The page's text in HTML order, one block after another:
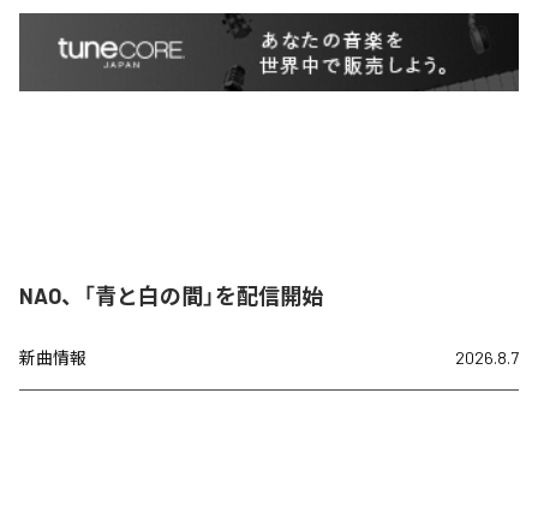
NAO、「青と白の間」を配信開始
新曲情報 2026.8.7